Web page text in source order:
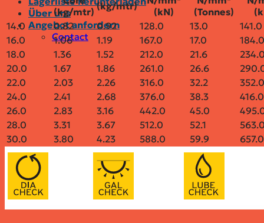
Über uns
Angebot anfordern
Contact
(kg/mtr) (kg/mtr)
(kN)
(Tonnes)
14.0
0.82 0.92 128.0 13.0
141.0
16.0
1.06 1.19 167.0 17.0
184.0
18.0
1.36 1.52 212.0 21.6
20.0
1.67 1.86 261.0 26.6
22.0
2.03 2.26 316.0 32.2
352.0
24.0
2.41 2.68 376.0 38.3
416.0
26.0
2.83 3.16 442.0 45.0
28.0
3.31 3.67 512.0 52.1
30.0
3.80 4.23 588.0 59.9 657.0